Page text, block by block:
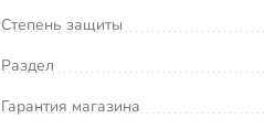
Степень защиты
Раздел
Гарантия магазина